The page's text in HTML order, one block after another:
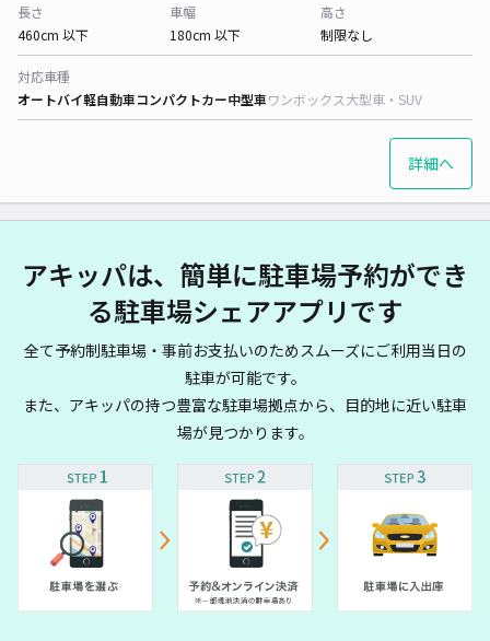
長さ
460cm 以下
車幅
180cm 以下
高さ
制限なし
対応車種
オートバイ軽自動車コンパクトカー中型車ワンボックス大型車・SUV
詳細へ
アキッパは、簡単に駐車場予約ができ
る駐車場シェアアプリです
全て予約制駐車場・事前お支払いのためスムーズにご利用当日の
駐車が可能です。
また、アキッパの持つ豊富な駐車場拠点から、目的地に近い駐車
場が見つかります。